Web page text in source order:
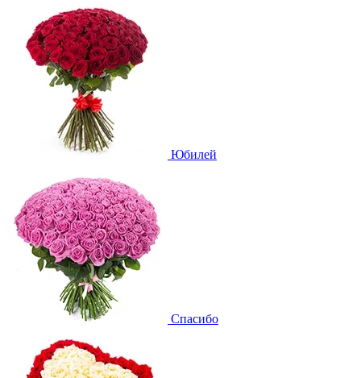
Юбилей
Спасибо